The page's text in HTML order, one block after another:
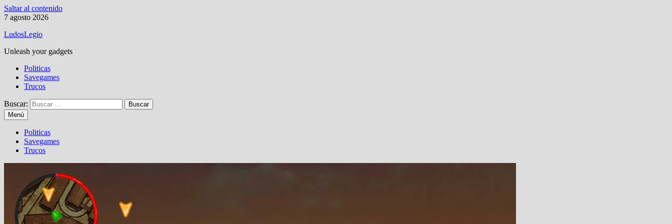
Saltar al contenido
7 agosto 2026
LudosLegio
Unleash your gadgets
Politicas
Savegames
Trucos
Buscar:
Menú
Politicas
Savegames
Trucos